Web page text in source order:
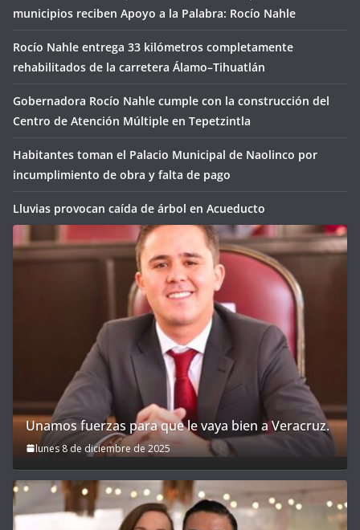
municipios reciben Apoyo a la Palabra: Rocío Nahle
Rocío Nahle entrega 33 kilómetros completamente
rehabilitados de la carretera Álamo–Tihuatlán
Gobernadora Rocío Nahle cumple con la construcción del
Centro de Atención Múltiple en Tepetzintla
Habitantes toman el Palacio Municipal de Naolinco por
incumplimiento de obra y falta de pago
Lluvias provocan caída de árbol en Acueducto
Unamos fuerzas para que le vaya bien a Veracruz.
lunes 8 de diciembre de 2025